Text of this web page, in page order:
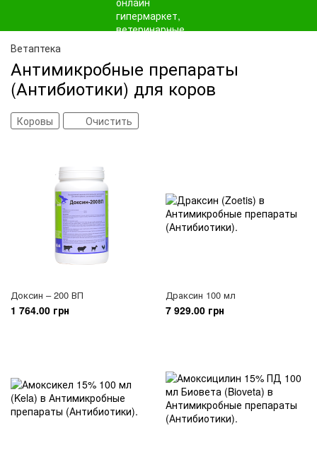
Ветаптека
Антимикробные препараты
(Антибиотики) для коров
Коровы Очистить
Доксин – 200 ВП
1 764.00 грн
Драксин 100 мл
7 929.00 грн